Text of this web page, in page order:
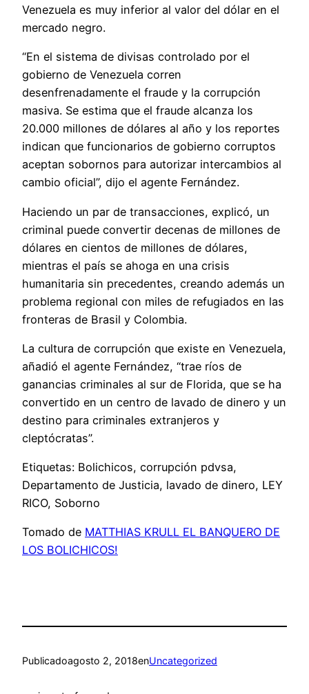
Venezuela es muy inferior al valor del dólar en el
mercado negro.
“En el sistema de divisas controlado por el
gobierno de Venezuela corren
desenfrenadamente el fraude y la corrupción
masiva. Se estima que el fraude alcanza los
20.000 millones de dólares al año y los reportes
indican que funcionarios de gobierno corruptos
aceptan sobornos para autorizar intercambios al
cambio oficial”, dijo el agente Fernández.
Haciendo un par de transacciones, explicó, un
criminal puede convertir decenas de millones de
dólares en cientos de millones de dólares,
mientras el país se ahoga en una crisis
humanitaria sin precedentes, creando además un
problema regional con miles de refugiados en las
fronteras de Brasil y Colombia.
La cultura de corrupción que existe en Venezuela,
añadió el agente Fernández, “trae ríos de
ganancias criminales al sur de Florida, que se ha
convertido en un centro de lavado de dinero y un
destino para criminales extranjeros y
cleptócratas”.
Etiquetas: Bolichicos, corrupción pdvsa,
Departamento de Justicia, lavado de dinero, LEY
RICO, Soborno
Tomado de MATTHIAS KRULL EL BANQUERO DE
LOS BOLICHICOS!
Publicadoagosto 2, 2018enUncategorized